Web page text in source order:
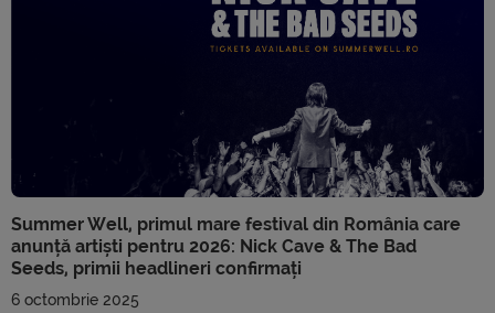
Summer Well, primul mare festival din România care
anunță artiști pentru 2026: Nick Cave & The Bad
Seeds, primii headlineri confirmați
6 octombrie 2025